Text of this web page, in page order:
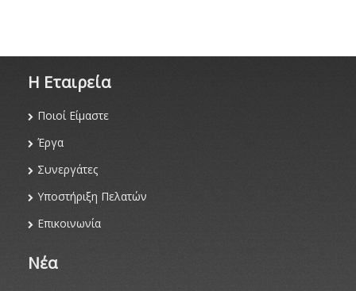
Η Eταιρεία
Ποιοί Είμαστε
Έργα
Συνεργάτες
Υποστήριξη Πελατών
Επικοινωνία
Νέα